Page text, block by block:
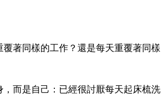
著同樣的工作？還是每天重覆著同樣
而是自己：已經很討厭每天起床梳洗